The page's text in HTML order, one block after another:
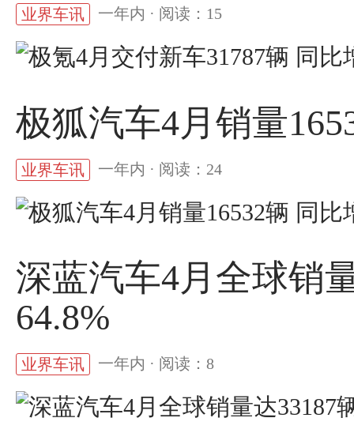
业界车讯 一年内 · 阅读：15
极狐汽车4月销量
业界车讯 一年内 · 阅读：24
深蓝汽车4月全球销
64.8%
业界车讯 一年内 · 阅读：8